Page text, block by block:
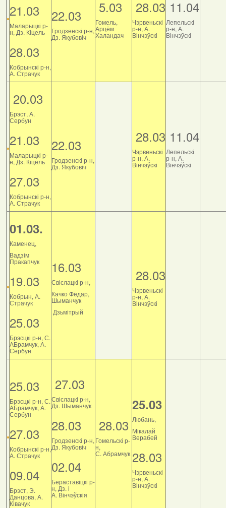
21.03
Маларыцкі р-
н, Дз. Кіцель
28.03
Кобрынскі р-н,
А. Страчук
22.03
Гродзенскі р-н,
Дз. Якубовіч
5.03
Гомель,
Арцём
Халандач
28.03
Чэрвеньскі
р-н, А.
Вінчэўскі
11.04
Лепельскі
р-н, А.
Вінчэўскі
20.03
Брэст, А.
Сербун
21.03
Маларыцкі р-
н, Дз. Кіцель
27.03
Кобрынскі р-н,
А. Страчук
22.03
Гродзенскі р-н,
Дз. Якубовіч
28.03
Чэрвеньскі
р-н, А.
Вінчэўскі
11.04
Лепельскі
р-н, А.
Вінчэўскі
01.03.
Каменец,
Вадзім
Пракапчук
19.03
Кобрын, А.
Страчук
25.03
Брэсцкі р-н, С.
АБрамчук, А.
Сербун
16.03
Свіслацкі р-н,
Качко Фёдар,
Шыманчук
Дзьмітрый
28.03
Чэрвеньскі
р-н, А.
Вінчэўскі
25.03
Брэсцкі р-н, С.
АБрамчук, А.
Сербун
27.03
Кобрынскі р-н,
А. Страчук
09.04
Брэст, Э.
Данцова, А.
Ківачук
27.03
Свіслацкі р-н,
Дз. Шыманчук
28.03
Гродзенскі р-н,
Дз. Якубовіч
02.04
Бераставіцкі р-
н, Дз. і
А. Вінчэўскія
28.03
Гомельскі р-
н,
С. Абрамчук
25.03
Любань,
Мікалай
Верабей
28.03
Чэрвеньскі
р-н, А.
Вінчэўскі